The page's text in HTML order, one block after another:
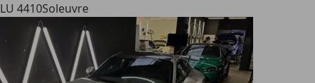
LU 4410Soleuvre